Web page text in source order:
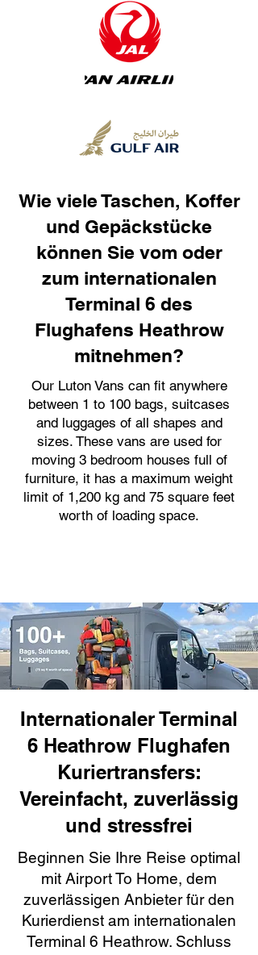
Wie viele Taschen, Koffer
und Gepäckstücke
können Sie vom oder
zum internationalen
Terminal 6 des
Flughafens Heathrow
mitnehmen?
Our Luton Vans can fit anywhere
between 1 to 100 bags, suitcases
and luggages of all shapes and
sizes. These vans are used for
moving 3 bedroom houses full of
furniture, it has a maximum weight
limit of 1,200 kg and 75 square feet
worth of loading space.
Internationaler Terminal
6 Heathrow Flughafen
Kuriertransfers:
Vereinfacht, zuverlässig
und stressfrei
Beginnen Sie Ihre Reise optimal
mit Airport To Home, dem
zuverlässigen Anbieter für den
Kurierdienst am internationalen
Terminal 6 Heathrow. Schluss